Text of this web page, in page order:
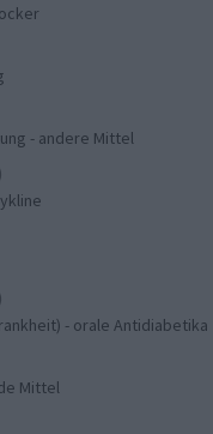
- andere Mittel
- orale Antidiabetika
Mittel